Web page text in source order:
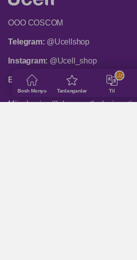
Bosh Menyu Tanlanganlar Til
Uz
ООО COSCOM
Telegram: @Ucellshop
Instagram: @Ucell_shop
Email:shop@ucell.uz
Mijozlarni qo‘llab-quvvatlash